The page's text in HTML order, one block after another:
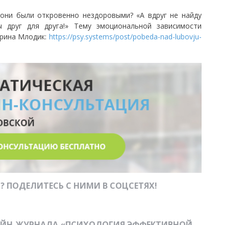
были откровенно нездоровыми? «А вдруг не найду
для друга!» Тему эмоциональной зависимости
Млодик:https://psy.systems/post/pobeda-nad-lubovju-
ПОДЕЛИТЕСЬ С НИМИ В СОЦСЕТЯХ!